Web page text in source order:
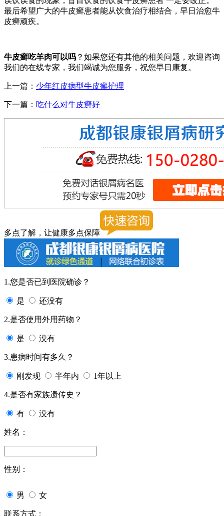
最后希望广大的牛皮癣患者能从饮食治疗相结合，早日治愈牛
皮癣顽疾。
牛皮癣吃羊肉可以吗 ？如果您还有其他的相关问题，欢迎咨询
我们的在线专家，我们竭诚为您服务，祝您早日康复。
上一篇： 少年红皮病型牛皮癣护理
下一篇： 吃什么对牛皮癣好
多点了解，让健康多点保障
1.您是否已到医院确诊？
是 还没有
2.是否使用外用药物？
是 没有
3.患病时间有多久？
刚发现 半年内 1年以上
4.是否有家族遗传史？
有 没有
姓名：
性别：
男 女
联系方式：